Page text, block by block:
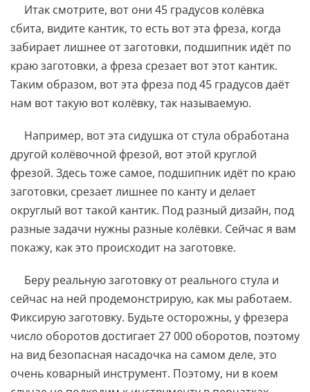
Итак смотрите, вот они 45 градусов колёвка
сбита, видите кантик, то есть вот эта фреза, когда
забирает лишнее от заготовки, подшипник идёт по
краю заготовки, а фреза срезает вот этот кантик.
Таким образом, вот эта фреза под 45 градусов даёт
нам вот такую вот колёвку, так называемую.
Например, вот эта сидушка от стула обработана
другой колёвочной фрезой, вот этой круглой
фрезой. Здесь тоже самое, подшипник идёт по краю
заготовки, срезает лишнее по канту и делает
округлый вот такой кантик. Под разный дизайн, под
разные задачи нужны разные колёвки. Сейчас я вам
покажу, как это происходит на заготовке.
Беру реальную заготовку от реального стула и
сейчас на ней продемонстрирую, как мы работаем.
Фиксирую заготовку. Будьте осторожны, у фрезера
число оборотов достигает 27 000 оборотов, поэтому
на вид безопасная насадочка на самом деле, это
очень коварный инструмент. Поэтому, ни в коем